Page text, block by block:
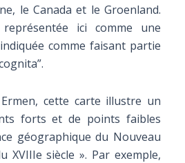
le Canada et le Groenland.
ici comme une
comme faisant partie
cette carte illustre un
forts et de points faibles
géographique du Nouveau
XVIIIe siècle ». Par exemple,